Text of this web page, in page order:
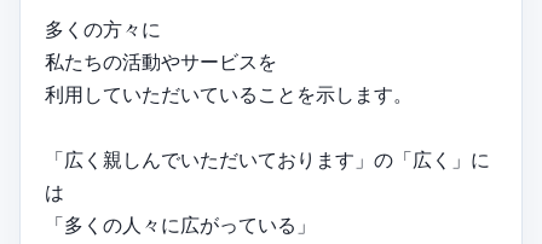
多くの方々に
私たちの活動やサービスを
利用していただいていることを示します。
「広く親しんでいただいております」の「広く」に
は
「多くの人々に広がっている」